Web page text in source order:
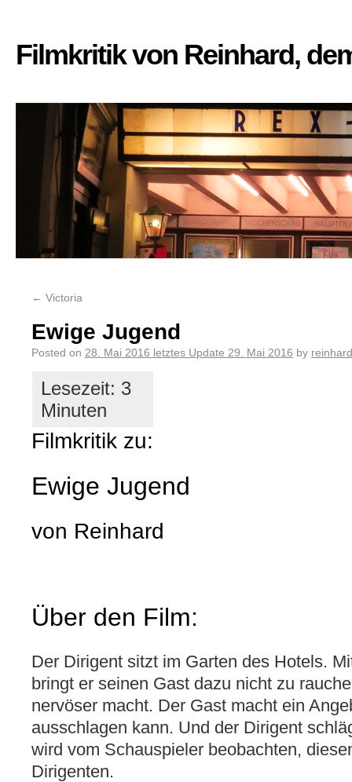
Filmkritik von Reinhard,
← Victoria
Ewige Jugend
Posted on 28. Mai 2016 letztes Update 29. Mai 2016 by reinhard
Filmkritik zu:
Ewige Jugend
von Reinhard
Über den Film:
Der Dirigent sitzt im Garten des Hotels.
bringt er seinen Gast dazu nicht zu
nervöser macht. Der Gast macht ein
ausschlagen kann. Und der Dirigent
wird vom Schauspieler beobachten,
Dirigenten.